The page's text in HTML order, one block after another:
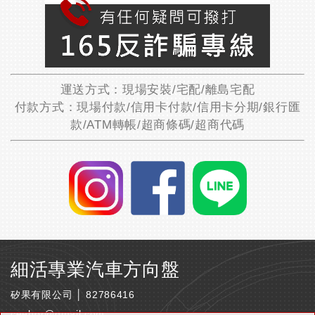
運送方式：現場安裝/宅配/離島宅配
付款方式：現場付款/信用卡付款/信用卡分期/銀行匯
款/ATM轉帳/超商條碼/超商代碼
細活專業汽車方向盤
矽果有限公司 │ 82786416